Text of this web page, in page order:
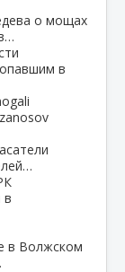
о мощах
в
в
в Волжском